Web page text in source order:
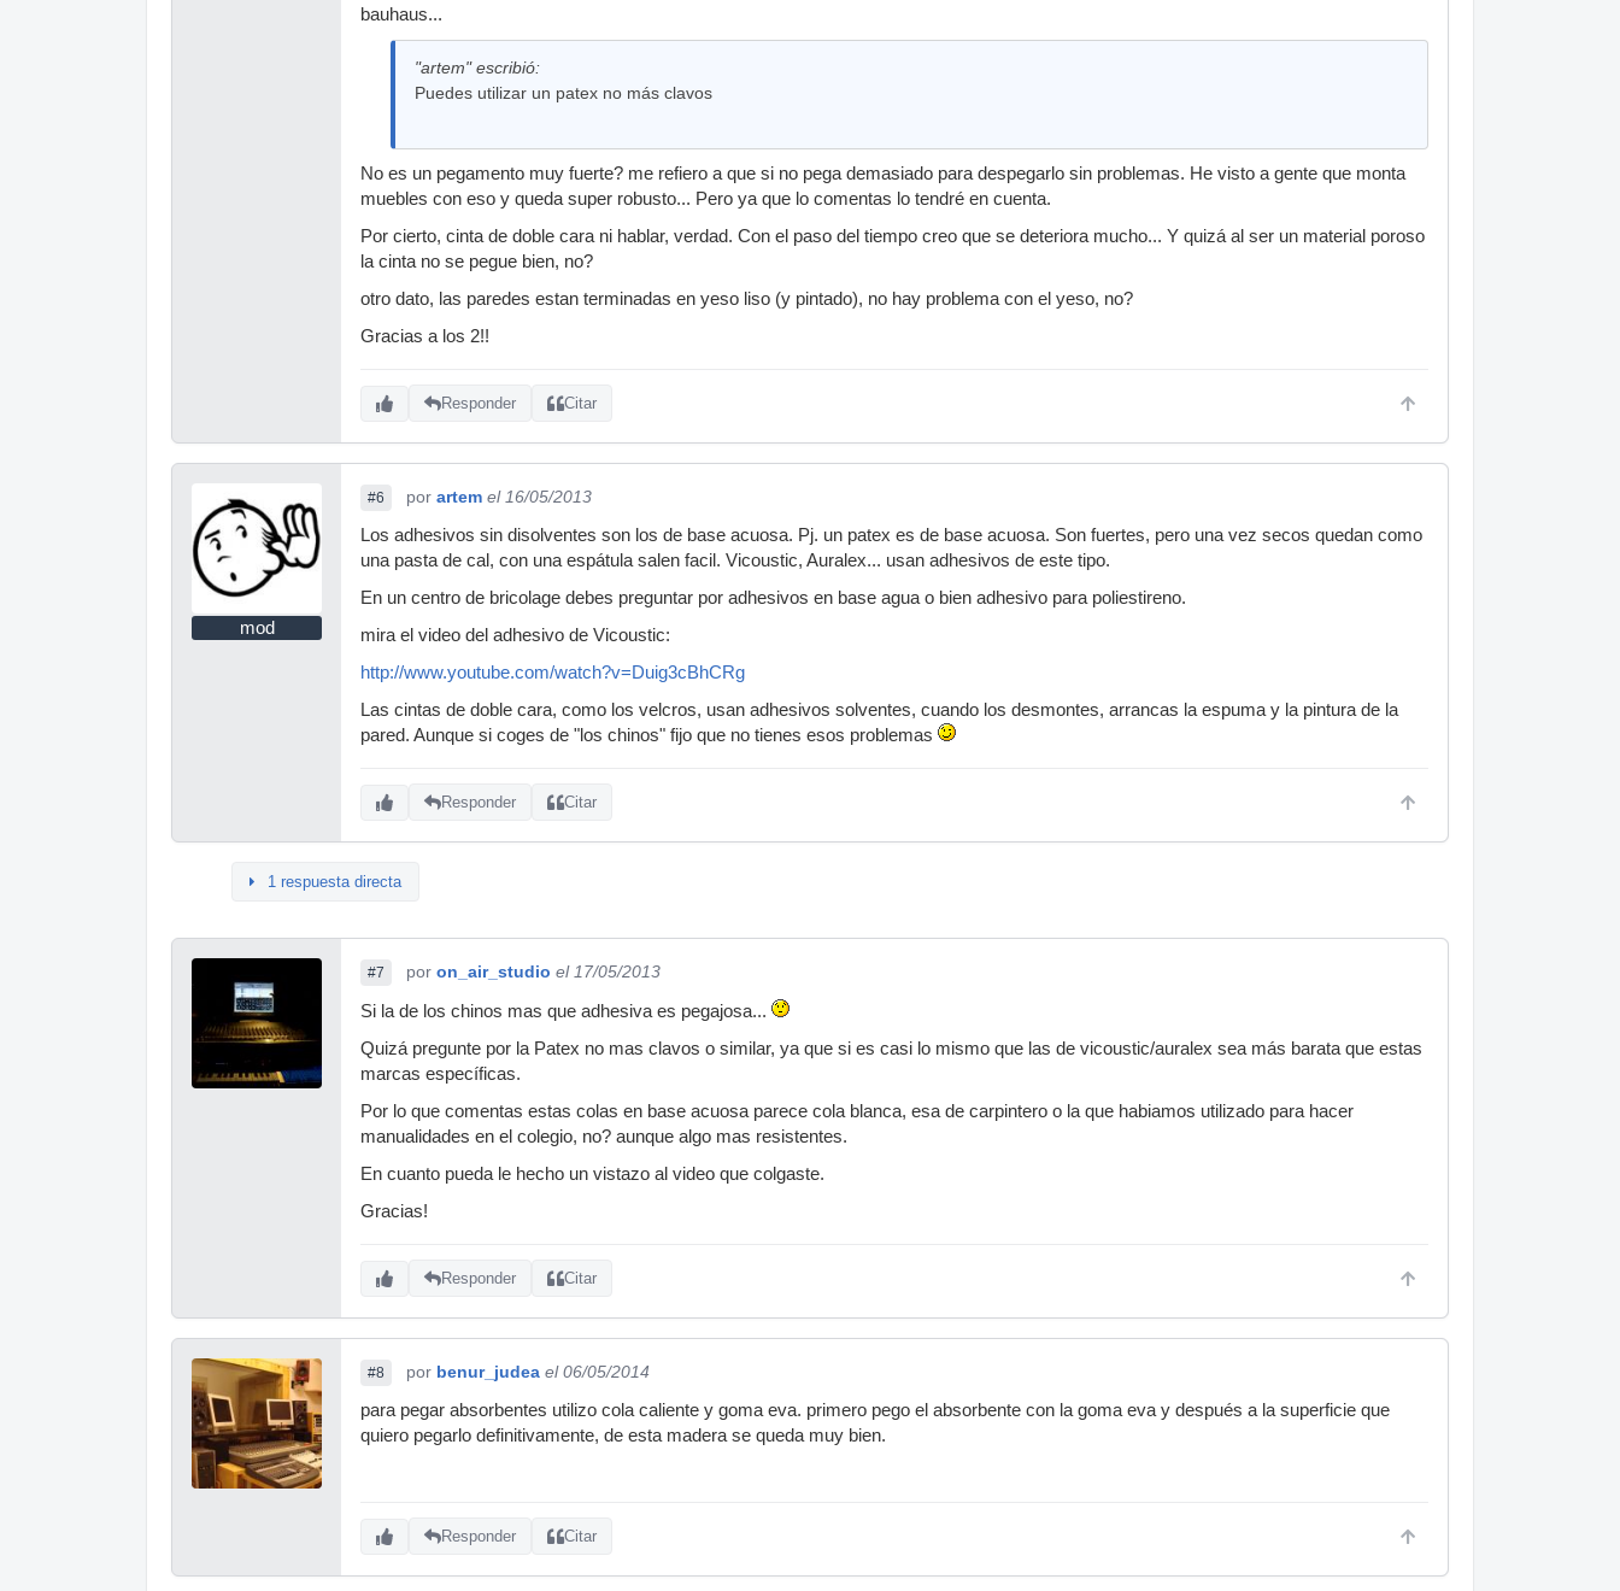
bauhaus...
"artem" escribió:
Puedes utilizar un patex no más clavos
No es un pegamento muy fuerte? me refiero a que si no pega demasiado para despegarlo sin problemas. He visto a gente que monta
muebles con eso y queda super robusto... Pero ya que lo comentas lo tendré en cuenta.
Por cierto, cinta de doble cara ni hablar, verdad. Con el paso del tiempo creo que se deteriora mucho... Y quizá al ser un material poroso
la cinta no se pegue bien, no?
otro dato, las paredes estan terminadas en yeso liso (y pintado), no hay problema con el yeso, no?
Gracias a los 2!!
Responder Citar
mod
#6 por artem el 16/05/2013
Los adhesivos sin disolventes son los de base acuosa. Pj. un patex es de base acuosa. Son fuertes, pero una vez secos quedan como
una pasta de cal, con una espátula salen facil. Vicoustic, Auralex... usan adhesivos de este tipo.
En un centro de bricolage debes preguntar por adhesivos en base agua o bien adhesivo para poliestireno.
mira el video del adhesivo de Vicoustic:
http://www.youtube.com/watch?v=Duig3cBhCRg
Las cintas de doble cara, como los velcros, usan adhesivos solventes, cuando los desmontes, arrancas la espuma y la pintura de la
pared. Aunque si coges de "los chinos" fijo que no tienes esos problemas
Responder Citar
1 respuesta directa
#7 por on_air_studio el 17/05/2013
Si la de los chinos mas que adhesiva es pegajosa...
Quizá pregunte por la Patex no mas clavos o similar, ya que si es casi lo mismo que las de vicoustic/auralex sea más barata que estas
marcas específicas.
Por lo que comentas estas colas en base acuosa parece cola blanca, esa de carpintero o la que habiamos utilizado para hacer
manualidades en el colegio, no? aunque algo mas resistentes.
En cuanto pueda le hecho un vistazo al video que colgaste.
Gracias!
Responder Citar
#8 por benur_judea el 06/05/2014
para pegar absorbentes utilizo cola caliente y goma eva. primero pego el absorbente con la goma eva y después a la superficie que
quiero pegarlo definitivamente, de esta madera se queda muy bien.
Responder Citar